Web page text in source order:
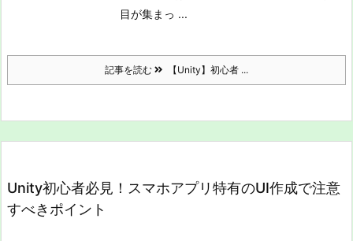
目が集まっ ...
記事を読む 【Unity】初心者 ...
Unity初心者必見！スマホアプリ特有のUI作成で注意
すべきポイント